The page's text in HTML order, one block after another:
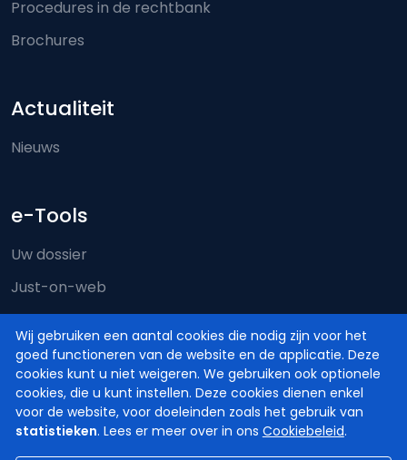
Wij gebruiken een aantal cookies die nodig zijn voor het
goed functioneren van de website en de applicatie. Deze
cookies kunt u niet weigeren. We gebruiken ook optionele
cookies, die u kunt instellen. Deze cookies dienen enkel
voor de website, voor doeleinden zoals het gebruik van
statistieken. Lees er meer over in ons Cookiebeleid.
Procedures in de rechtbank
Brochures
Actualiteit
Nieuws
e-Tools
Uw dossier
Just-on-web
e-Deposit
Territoriale bevoegdheid